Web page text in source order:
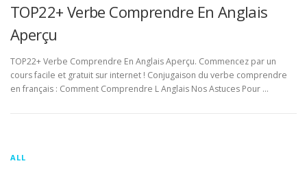
TOP22+ Verbe Comprendre En Anglais
Aperçu
TOP22+ Verbe Comprendre En Anglais Aperçu. Commencez par un
cours facile et gratuit sur internet ! Conjugaison du verbe comprendre
en français : Comment Comprendre L Anglais Nos Astuces Pour …
ALL